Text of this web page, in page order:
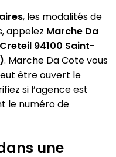
, les modalités de
appelez Marche Da
94100 Saint-
. Marche Da Cote vous
être ouvert le
si l’agence est
le numéro de
une